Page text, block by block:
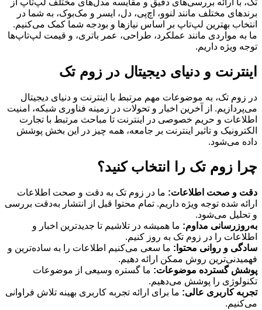
تک، با ارائه بررسی‌های دقیق و مقایسه مدل‌های مختلف لپ‌تاپ از
برندهای مختلف مانند لنوو، اچ‌پی، دل، ایسر و مک‌بوک، به شما در
انتخاب بهترین لپ‌تاپ بر اساس نیازها و بودجه شما کمک می‌کنیم.
ما به مواردی مانند عملکرد، طراحی، عمر باتری، و قیمت لپ‌تاپ‌ها
توجه ویژه داریم.
اینترنت و دنیای دیجیتال در زوم تک
در زوم تک، به موضوعات مهم مرتبط با اینترنت و دنیای دیجیتال
می‌پردازیم. از آخرین اخبار و تحولات در زمینه فناوری شبکه، امنیت
اطلاعات و حریم خصوصی در اینترنت تا مباحث مرتبط با تجارت
الکترونیک و تاثیر اینترنت بر جامعه، همه چیز در این بخش پوشش
داده می‌شود.
چرا زوم تک را انتخاب کنید؟
دقت و صحت اطلاعات: ما در زوم تک به دقت و صحت اطلاعات
ارائه شده توجه ویژه داریم. تمام محتوا قبل از انتشار به‌دقت بررسی
و تحلیل می‌شود.
به‌روزرسانی مداوم: ما همیشه در تلاشیم تا جدیدترین اخبار و
اطلاعات را در زوم تک به روز کنیم.
سادگی و روانی محتوا: ما سعی می‌کنیم اطلاعات را به ساده‌ترین و
فهمیدنی‌ترین روش ممکن ارائه دهیم.
پوشش گسترده موضوعات: ما گستره وسیعی از موضوعات
تکنولوژی را پوشش می‌دهیم.
تجربه کاربری عالی: ما برای ارائه تجربه کاربری بهینه تلاش فراوانی
می‌کنیم.